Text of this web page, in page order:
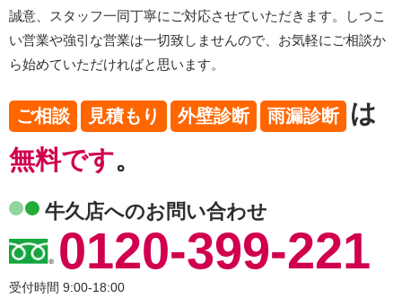
誠意、スタッフ一同丁寧にご対応させていただきます。しつこ
い営業や強引な営業は一切致しませんので、お気軽にご相談か
ら始めていただければと思います。
ご相談 見積もり 外壁診断 雨漏診断
は
無料です。
牛久店へのお問い合わせ
0120-399-221
受付時間 9:00-18:00